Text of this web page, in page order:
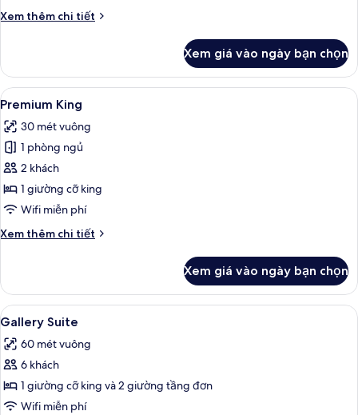
Xem thêm chi tiết
Chi
Phòng
4
Premium
Xem giá vào ngày bạn chọn
Xem
tất
cả
ảnh
Premium
King
4
Premium King
30 mét vuông
1 phòng ngủ
2 khách
1 giường cỡ king
Wifi miễn phí
Xem thêm chi tiết
Chi
Premium
King
Xem giá vào ngày bạn chọn
Xem
tất
cả
ảnh
Gallery
Suite
Két bảo mật tại phòng, bàn, bàn ủi/
5
Gallery Suite
60 mét vuông
6 khách
1 giường cỡ king và 2 giường tầng đơn
Wifi miễn phí